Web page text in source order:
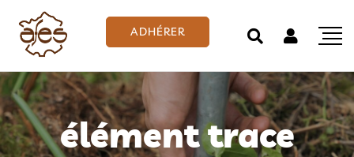
ADHÉRER
élément trace